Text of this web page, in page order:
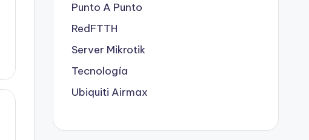
Punto A Punto
RedFTTH
Server Mikrotik
Tecnología
Ubiquiti Airmax